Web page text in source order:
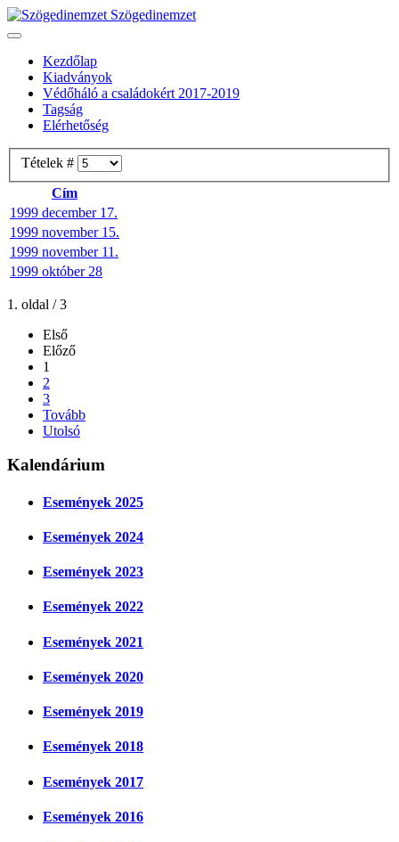
Szögedinemzet
Kezdőlap
Kiadványok
Védőháló a családokért 2017-2019
Tagság
Elérhetőség
Tételek #
Cím
1999 december 17.
1999 november 15.
1999 november 11.
1999 október 28
1. oldal / 3
Első
Előző
1
2
3
Tovább
Utolsó
Kalendárium
Események 2025
Események 2024
Események 2023
Események 2022
Események 2021
Események 2020
Események 2019
Események 2018
Események 2017
Események 2016